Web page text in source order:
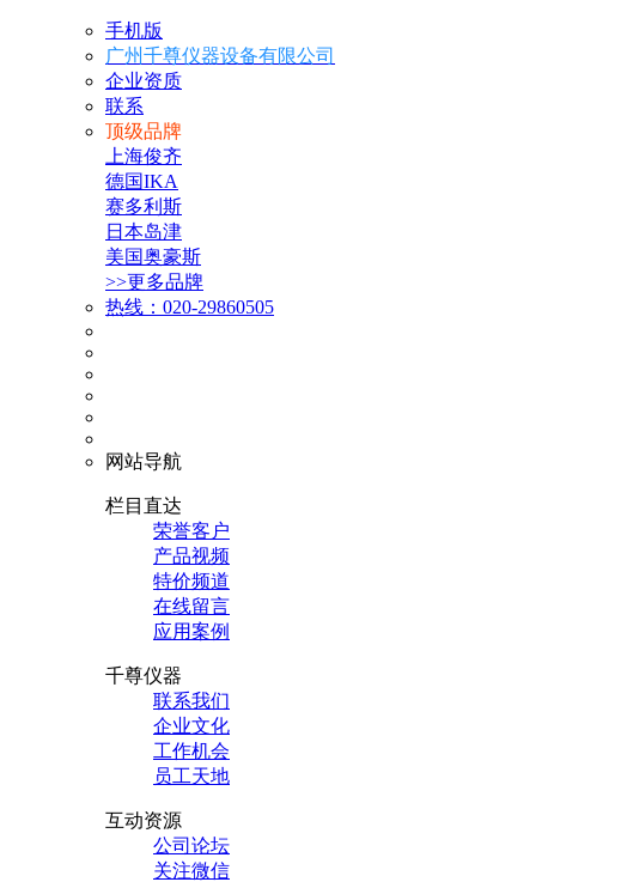
手机版
广州千尊仪器设备有限公司
企业资质
联系
顶级品牌
上海俊齐
德国IKA
赛多利斯
日本岛津
美国奥豪斯
>>更多品牌
热线：020-29860505
网站导航
栏目直达
荣誉客户
产品视频
特价频道
在线留言
应用案例
千尊仪器
联系我们
企业文化
工作机会
员工天地
互动资源
公司论坛
关注微信